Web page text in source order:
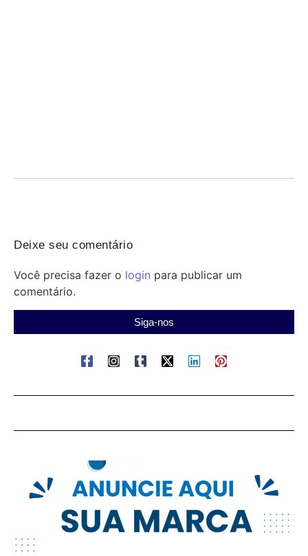
Deixe seu comentário
Você precisa fazer o login para publicar um
comentário.
Siga-nos